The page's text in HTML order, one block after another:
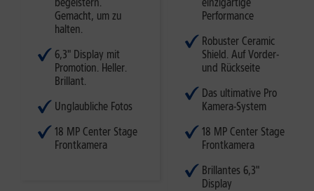
Gemacht, um zu
halten.
6,3" Display mit
Promotion. Heller.
Brillant.
Unglaubliche Fotos
18 MP Center Stage
Frontkamera
Performance
Robuster Ceramic
Shield. Auf Vorder-
und Rückseite
Das ultimative Pro
Kamera-System
18 MP Center Stage
Frontkamera
Brillantes 6,3"
Display